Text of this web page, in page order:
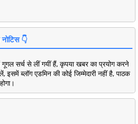
👇
सर्च से लीं गयीं हैं, कृपया खबर का प्रयोग करने
ब्लॉग एडमिन की कोई जिम्मेदारी नहीं है, पाठक